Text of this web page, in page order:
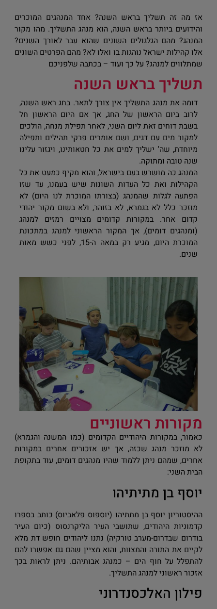
אז מה זה תשליך בראש השנה? אחד המנהגים המוכרים
והידועים ביותר בראש השנה, הוא מנהג התשליך. מהו מקור
המנהג? מהם הגלגולים השונים שהוא עבר לאורך השנים?
אלו קהילות ישראל נוהגות בו ואלו לא? מהם הפרטים השונים
שמתלווים למנהג? על כך ועוד – בכתבה שלפניכם
תשליך בראש השנה
דומה את מנהג התשליך אין צורך לתאר. בחג ראש השנה,
לרוב ביום הראשון של החג, אך אם היום הראשון חל
בשבת דוחים זאת ליום השני, לאחר תפילת מנחה, הולכים
למקור מים עם דגים, ושם אומרים פרקי תהילים ותפילה
מיוחדת, שה' ישליך למים את כל חטאותינו, ויגזור עלינו
שנה טובה ומתוקה.
המנהג כה מושרש בעם בישראל, והוא מקיף כמעט את כל
הקהילות ואת כל העדות השונות שיש בעמנו, עד שזו
הפתעה לגלות שהמנהג (בצורתו המוכרת לנו היום) לא
מוזכר כלל לא בגמרא, לא בזוהר, ולא בשום מקור יהודי
קדום אחר. במקורות קדומים מצויים רמזים למנהג
(ומנהגים דומים), אך המקור הראשוני למנהג במתכונת
המוכרת היום, מגיע רק במאה ה-15, לפני כשש מאות
שנים.
מקורות ראשוניים
כאמור, במקורות היהודיים הקדומים (כמו המשנה והגמרא)
לא מוזכר מנהג שכזה, אך יש אזכורים אחרים במקורות
אחרים, שמהם ניתן ללמוד שהיו מנהגים דומים, עוד בתקופת
הבית השני:
יוסף בן מתיתיהו
ההיסטוריון יוסף בן מתתיהו (יוספוס פלאביוס) כותב בספרו
קדמוניות היהודים, שתושבי העיר הליקרנסוס (כיום העיר
בודרום שבדרום-מערב טורקיה) נתנו ליהודים חופש דת מלא
לקיים את התורה והמצוות, והוא מציין שהם גם אפשרו להם
להתפלל על חוף הים – כמנהג אבותיהם. ניתן לראות בכך
אזכור ראשוני למנהג התשליך.
פילון האלכסנדרוני